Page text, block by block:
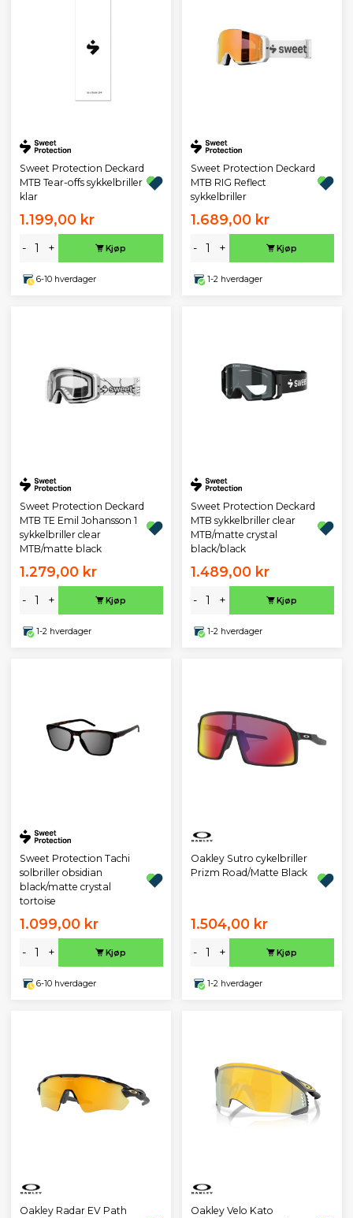
Sweet Protection Deckard
MTB Tear-offs sykkelbriller
klar
1.199,00 kr
- + Kjøp
6-10 hverdager
Sweet Protection Deckard
MTB RIG Reflect
sykkelbriller
1.689,00 kr
- + Kjøp
1-2 hverdager
Sweet Protection Deckard
MTB TE Emil Johansson 1
sykkelbriller clear
MTB/matte black
1.279,00 kr
- + Kjøp
1-2 hverdager
Sweet Protection Deckard
MTB sykkelbriller clear
MTB/matte crystal
black/black
1.489,00 kr
- + Kjøp
1-2 hverdager
Sweet Protection Tachi
solbriller obsidian
black/matte crystal
tortoise
1.099,00 kr
- + Kjøp
6-10 hverdager
Oakley Sutro cykelbriller
Prizm Road/Matte Black
1.504,00 kr
- + Kjøp
1-2 hverdager
Oakley Radar EV Path
Oakley Velo Kato